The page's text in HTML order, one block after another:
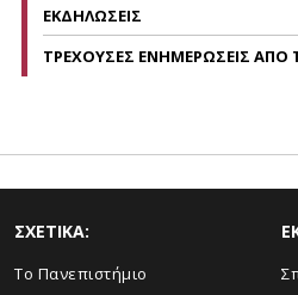
ΕΚΔΗΛΩΣΕΙΣ
ΤΡΕΧΟΥΣΕΣ ΕΝΗΜΕΡΩΣΕΙΣ ΑΠΟ
ΣΧΕΤΙΚΑ:
Το Πανεπιστήμιο